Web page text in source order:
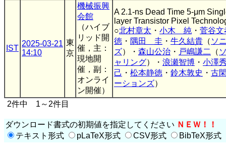
IST
2025-03-21
14:10
東
京
機械振興
会館
（ハイブ
リッド開
催，主：
現地開
催，副：
オンライ
ン開催）
A 2.1-ns Dead Time 5-μm
layer Transistor Pixel
○北村章太 ・ 小木 純 ・ 菅谷文
徳 ・ 隅田 圭 ・ 牛久結貴 （ ソ
ズ）・ 森山公治 ・ 戸嶋謙二 （
ャリング）・ 浪瀬智博 ・ 小澤
己 ・ 松本静徳 ・ 鈴木敦史 ・ 古
ーションズ）
2件中 1～2件目
ダウンロード書式の初期値を指定してください ＮＥＷ！！
テキスト形式
pLaTeX形式 CSV形式 BibTeX形式